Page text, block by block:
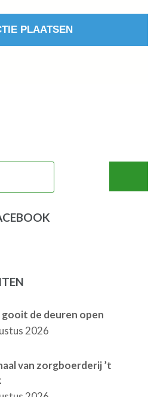
gooit de deuren open
2026
van zorgboerderij ’t